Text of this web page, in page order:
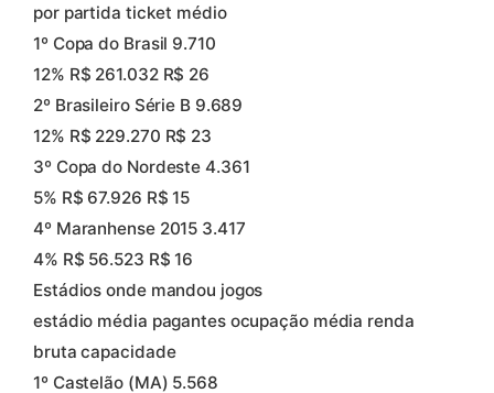
por partida ticket médio
1º Copa do Brasil 9.710
12% R$ 261.032 R$ 26
2º Brasileiro Série B 9.689
12% R$ 229.270 R$ 23
3º Copa do Nordeste 4.361
5% R$ 67.926 R$ 15
4º Maranhense 2015 3.417
4% R$ 56.523 R$ 16
Estádios onde mandou jogos
estádio média pagantes ocupação média renda
bruta capacidade
1º Castelão (MA) 5.568